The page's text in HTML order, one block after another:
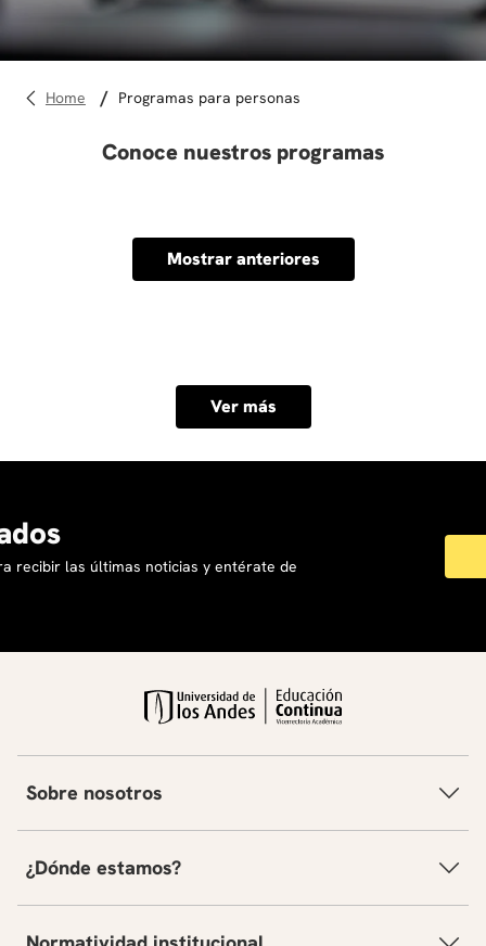
programas para personas
Conoce nuestros programas
Mostrar anteriores
Ver más
recibir las últimas noticias y entérate de
Sobre nosotros
¿Dónde estamos?
diseño